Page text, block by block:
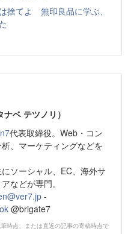
捨てよ 無印良品に学ぶ、
ベ テツノリ）
代表取締役。Web・コン
、マーケティングなどを
ソーシャル、EC、海外サ
などが専門。
-
@brigate7
時点、または直近の記事の寄稿時点で